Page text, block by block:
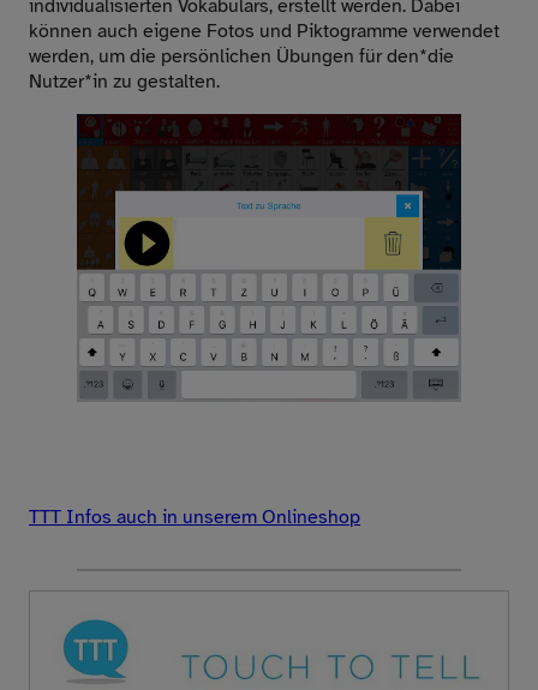
individualisierten Vokabulars, erstellt werden. Dabei
können auch eigene Fotos und Piktogramme verwendet
werden, um die persönlichen Übungen für den*die
Nutzer*in zu gestalten.
TTT Infos auch in unserem Onlineshop
TouchToTell - Kommunikationshilfe für
Menschen mit Aphasie
Watch On Youtube